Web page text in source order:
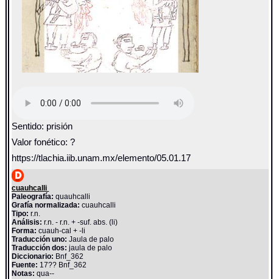
Sentido: prisión
Valor fonético: ?
https://tlachia.iib.unam.mx/elemento/05.01.17
cuauhcalli
Paleografía: quauhcalli
Grafía normalizada: cuauhcalli
Tipo: r.n.
Análisis: r.n. - r.n. + -suf. abs. (li)
Forma: cuauh-cal + -li
Traducción uno: Jaula de palo
Traducción dos: jaula de palo
Diccionario: Bnf_362
Fuente: 17?? Bnf_362
Notas: qua--